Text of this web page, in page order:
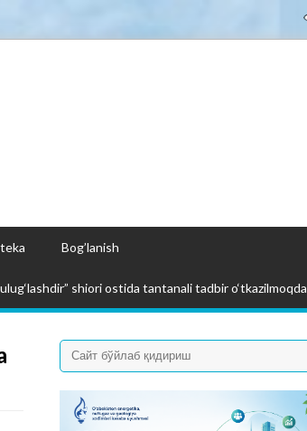
Bog’lanish
shiori ostida tantanali tadbir o‘tkazilmoqda